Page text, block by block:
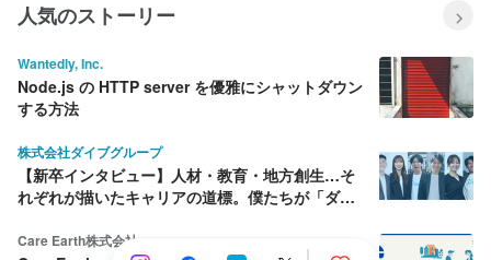
人気のストーリー
Wantedly, Inc.
Node.js の HTTP server を優雅にシャットダウン
する方法
株式会社ダイブグループ
【新卒インタビュー】人材・教育・地方創生…そ
れぞれが描いたキャリアの道標。僕たちが「ダイ
Care Earth株式会社